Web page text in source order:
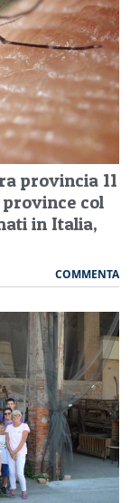
provincia 11
col
in Italia,
COMMENTA